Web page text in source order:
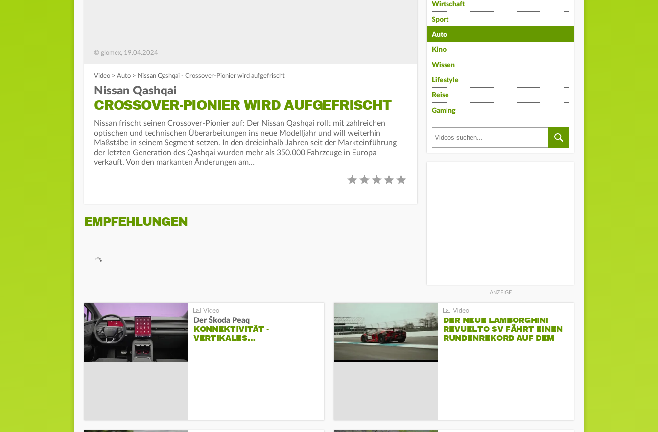
© glomex, 19.04.2024
Video > Auto > Nissan Qashqai - Crossover-Pionier wird aufgefrischt
Nissan Qashqai
CROSSOVER-PIONIER WIRD AUFGEFRISCHT
Nissan frischt seinen Crossover-Pionier auf: Der Nissan Qashqai rollt mit zahlreichen
optischen und technischen Überarbeitungen ins neue Modelljahr und will weiterhin
Maßstäbe in seinem Segment setzen. In den dreieinhalb Jahren seit der Markteinführung
der letzten Generation des Qashqai wurden mehr als 350.000 Fahrzeuge in Europa
verkauft. Von den markanten Änderungen am…
EMPFEHLUNGEN
Wirtschaft
Sport
Auto
Kino
Wissen
Lifestyle
Reise
Gaming
Der Škoda Peaq
KONNEKTIVITÄT -
VERTIKALES…
DER NEUE LAMBORGHINI
REVUELTO SV FÄHRT EINEN
RUNDENREKORD AUF DEM